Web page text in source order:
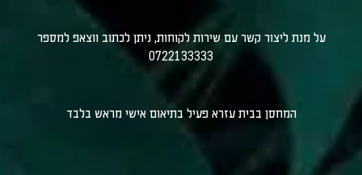
על מנת ליצור קשר עם שירות לקוחות, ניתן לכתוב ווצאפ למספר
0722133333
המחסן בבית עזרא פעיל בתיאום אישי מראש בלבד